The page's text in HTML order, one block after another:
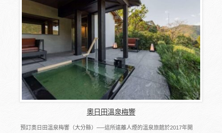
奧日田溫泉梅響
預訂奧日田溫泉梅響（大分縣）──這所遠離人煙的溫泉旅館於2017年開